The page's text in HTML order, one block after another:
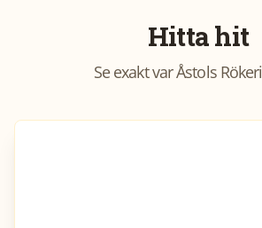
Hitta hit
Se exakt varÅstols Rökeri